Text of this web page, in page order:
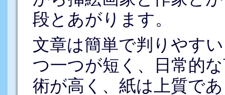
段とあがります。
文章は簡単で判りやす
つ一つが短く、日常的
術が高く、紙は上質で